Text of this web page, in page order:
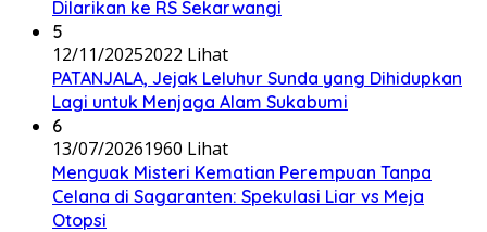
Dilarikan ke RS Sekarwangi
5
12/11/20252022 Lihat
PATANJALA, Jejak Leluhur Sunda yang Dihidupkan
Lagi untuk Menjaga Alam Sukabumi
6
13/07/20261960 Lihat
Menguak Misteri Kematian Perempuan Tanpa
Celana di Sagaranten: Spekulasi Liar vs Meja
Otopsi